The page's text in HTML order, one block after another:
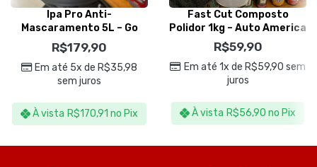
Ipa Pro Anti-
Mascaramento 5L – Go
Eco Wash
R$179,90
Em até 5x de R$35,98
sem juros
À vista R$170,91 no Pix
Fast Cut Composto
Polidor 1kg – Auto America
R$59,90
Em até 1x de R$59,90 sem
juros
À vista R$56,90 no Pix